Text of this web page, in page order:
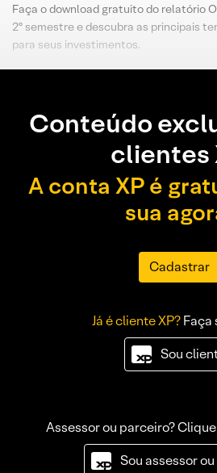
Faça o download gratuito do relatório
2º semestre e descubra as principais
para seus investimentos.
Conteúdo
clientes
A conta XP é
sua
Cadastrar
Já é cliente XP?Faça
Sou
Assessor ou parceiro?
Sou assessor